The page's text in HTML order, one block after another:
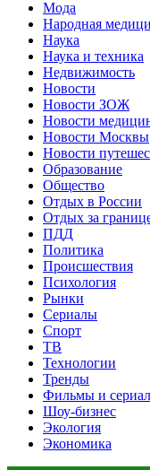
Мода
Народная
Наука
Наука и техника
Недвижимость
Новости
Новости ЗОЖ
Новости
Новости Москвы
Новости
Образование
Общество
Отдых в России
Отдых за
ПДД
Политика
Происшествия
Психология
Рынки
Сериалы
Спорт
ТВ
Технологии
Тренды
Фильмы и
Шоу-бизнес
Экология
Экономика